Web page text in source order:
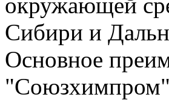
Сибири и
Основное
"Союзхимпром"